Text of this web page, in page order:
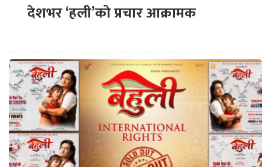
देशभर ‘हली’को प्रचार आक्रामक